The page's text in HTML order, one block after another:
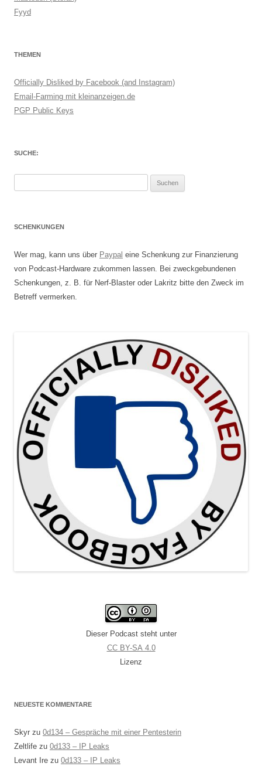
Fyyd
THEMEN
Officially Disliked by Facebook (and Instagram)
Email-Farming mit kleinanzeigen.de
PGP Public Keys
SUCHE:
SCHENKUNGEN
Wer mag, kann uns über Paypal eine Schenkung zur Finanzierung
von Podcast-Hardware zukommen lassen. Bei zweckgebundenen
Schenkungen, z. B. für Nerf-Blaster oder Lakritz bitte den Zweck im
Betreff vermerken.
Dieser Podcast steht unter
CC BY-SA 4.0
Lizenz
NEUESTE KOMMENTARE
Skyr zu 0d134 – Gespräche mit einer Pentesterin
Zeltlife zu 0d133 – IP Leaks
Levant Ire zu 0d133 – IP Leaks